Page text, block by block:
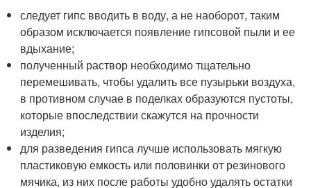
следует гипс вводить в воду, а не наоборот, таким
образом исключается появление гипсовой пыли и ее
вдыхание;
полученный раствор необходимо тщательно
перемешивать, чтобы удалить все пузырьки воздуха,
в противном случае в поделках образуются пустоты,
которые впоследствии скажутся на прочности
изделия;
для разведения гипса лучше использовать мягкую
пластиковую емкость или половинки от резинового
мячика, из них после работы удобно удалять остатки